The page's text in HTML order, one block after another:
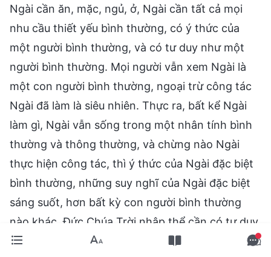
Ngài cần ăn, mặc, ngủ, ở, Ngài cần tất cả mọi
nhu cầu thiết yếu bình thường, có ý thức của
một người bình thường, và có tư duy như một
người bình thường. Mọi người vẫn xem Ngài là
một con người bình thường, ngoại trừ công tác
Ngài đã làm là siêu nhiên. Thực ra, bất kể Ngài
làm gì, Ngài vẫn sống trong một nhân tính bình
thường và thông thường, và chừng nào Ngài
thực hiện công tác, thì ý thức của Ngài đặc biệt
bình thường, những suy nghĩ của Ngài đặc biệt
sáng suốt, hơn bất kỳ con người bình thường
nào khác. Đức Chúa Trời nhập thể cần có tư duy
và ý thức như thế, vì công tác thần thánh cần